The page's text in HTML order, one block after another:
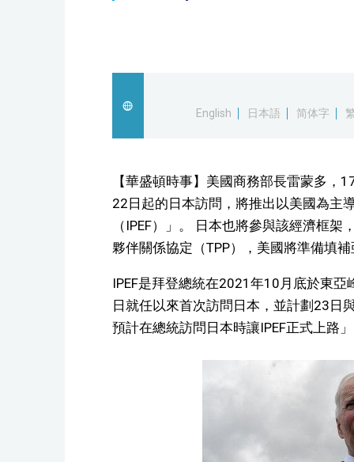
English 日本語 简体字
【華盛頓時事】美國商務部長雷蒙多，
22日起的日本訪問，將推出以美國為主
（IPEF）」。 日本也將參與該經濟框
夥伴關係協定（TPP），美國將準備填
IPEF是拜登總統在2021年10月底於東
日就任以來首次訪問日本，並計劃23日
預計在總統訪問日本時讓IPEF正式上路